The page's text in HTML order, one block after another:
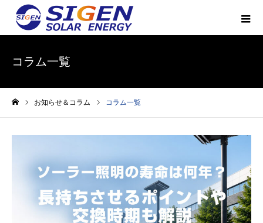
コラム一覧
お知らせ＆コラム コラム一覧